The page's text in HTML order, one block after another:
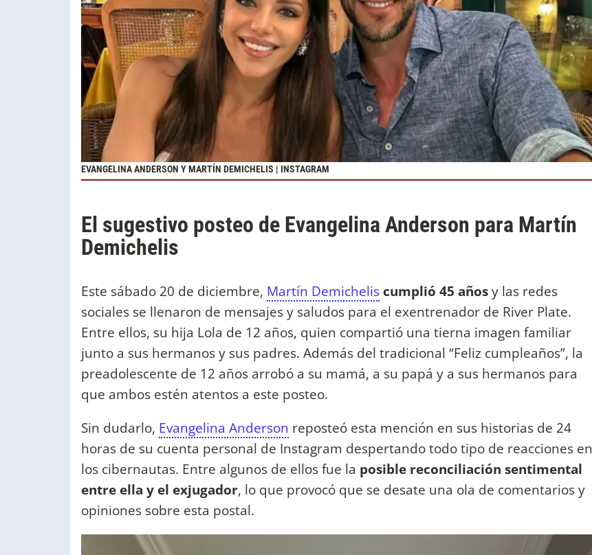
EVANGELINA ANDERSON Y MARTÍN DEMICHELIS | INSTAGRAM
El sugestivo posteo de Evangelina Anderson para Martín
Demichelis
Este sábado 20 de diciembre, Martín Demichelis cumplió 45 añosy las redes
sociales se llenaron de mensajes y saludos para el exentrenador de River Plate.
Entre ellos, su hija Lola de 12 años, quien compartió una tierna imagen familiar
junto a sus hermanos y sus padres. Además del tradicional “Feliz cumpleaños”, la
preadolescente de 12 años arrobó a su mamá, a su papá y a sus hermanos para
que ambos estén atentos a este posteo.
Sin dudarlo, Evangelina Anderson reposteó esta mención en sus historias de 24
horas de su cuenta personal de Instagram despertando todo tipo de reacciones en
los cibernautas. Entre algunos de ellos fue la posible reconciliación sentimental
entre ella y el exjugador, lo que provocó que se desate una ola de comentarios y
opiniones sobre esta postal.